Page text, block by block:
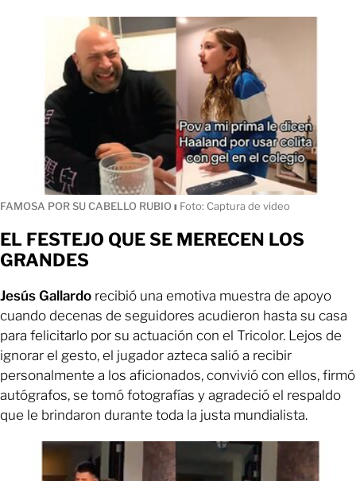
FAMOSA POR SU CABELLO RUBIO ı Foto: Captura de video
EL FESTEJO QUE SE MERECEN LOS
GRANDES
Jesús Gallardo recibió una emotiva muestra de apoyo
cuando decenas de seguidores acudieron hasta su casa
para felicitarlo por su actuación con el Tricolor. Lejos de
ignorar el gesto, el jugador azteca salió a recibir
personalmente a los aficionados, convivió con ellos, firmó
autógrafos, se tomó fotografías y agradeció el respaldo
que le brindaron durante toda la justa mundialista.